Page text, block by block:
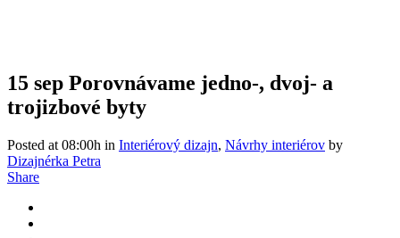
15 sep Porovnávame jedno-, dvoj- a
trojizbové byty
Posted at 08:00h in Interiérový dizajn, Návrhy interiérov by
Dizajnérka Petra
Share